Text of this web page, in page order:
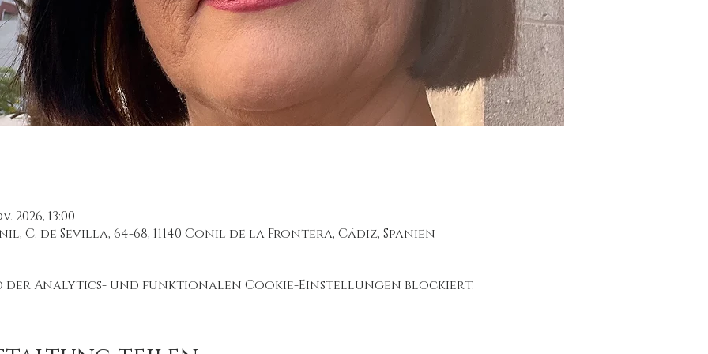
2026, 13:00
C. de Sevilla, 64-68, 11140 Conil de la Frontera, Cádiz, Spanien
der Analytics- und funktionalen Cookie-Einstellungen blockiert.